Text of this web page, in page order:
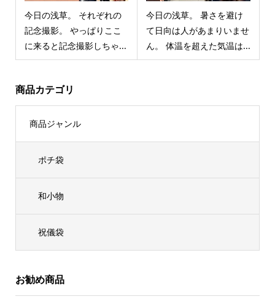
今日の浅草。 それぞれの
記念撮影。 やっぱりここ
に来ると記念撮影しちゃ...
今日の浅草。 暑さを避け
て日向は人があまりいませ
ん。 体温を超えた気温は...
商品カテゴリ
商品ジャンル
ポチ袋
和小物
祝儀袋
お勧め商品